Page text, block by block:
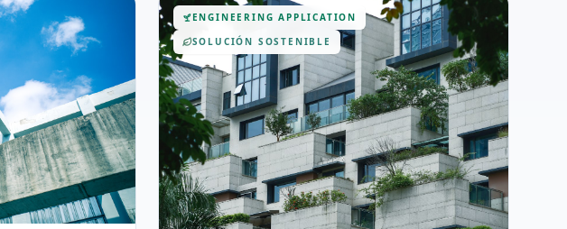
ENGINEERING APPLICATION
SOLUCIÓN SOSTENIBLE